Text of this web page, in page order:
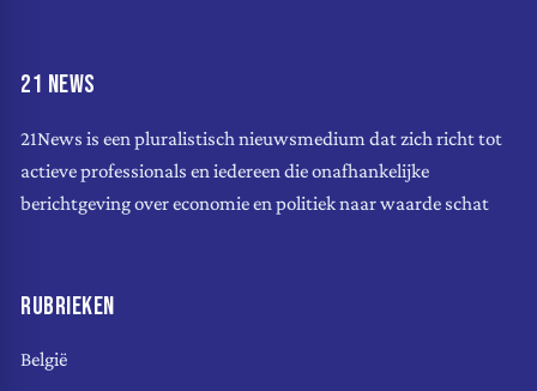
21 NEWS
21News is een pluralistisch nieuwsmedium dat zich richt tot
actieve professionals en iedereen die onafhankelijke
berichtgeving over economie en politiek naar waarde schat
RUBRIEKEN
België